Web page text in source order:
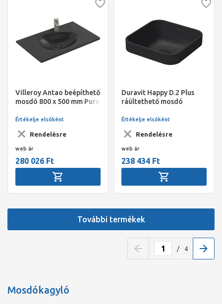
Villeroy Antao beépíthető
mosdó 800 x 500 mm Pure
Rendelésre
Értékelje elsőként
web ár
280 026 Ft
Duravit Happy D.2 Plus
ráültethető mosdó
csaplyuk/túlfolyó nélk,
szelep, antracit
Rendelésre
Értékelje elsőként
web ár
238 434 Ft
További termékek
/ 4
Mosdókagyló